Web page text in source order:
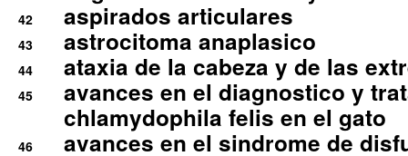
42 aspirados articulares
43 astrocitoma anaplasico
44 ataxia de la cabeza y de las
45
avances en el diagnostico y
chlamydophila felis en el gato
46
avances en el sindrome de